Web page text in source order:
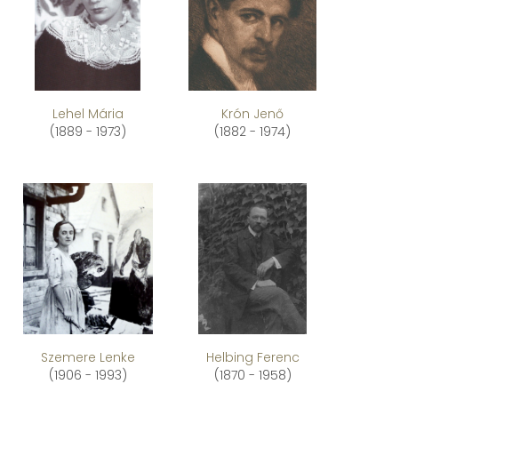
Lehel Mária
(1889 - 1973)
Krón Jenő
(1882 - 1974)
Szemere Lenke
(1906 - 1993)
Helbing Ferenc
(1870 - 1958)